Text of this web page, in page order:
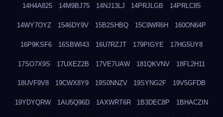
14H4A825 14M9BJ75 14NJ13LJ 14PRJLGB 14PRLC85
14WY7OYZ 1546DY9V 15B2SHBQ 15C9WR6H 160ON64P
16P9KSF6 16SBWI43 16U7RZJT 179PIGYE 17HG5UY8
17SO7X9S 17UXEZ2B 17VE7UAW 181QKVNV 18FL2H11
18UVF9V8 19CWX8Y9 19S0NNZV 19SYNG2F 19V5GFDB
19YDYQRW 1AU5Q96D 1AXWRT6R 1B3DEC8P 1BHACZIN